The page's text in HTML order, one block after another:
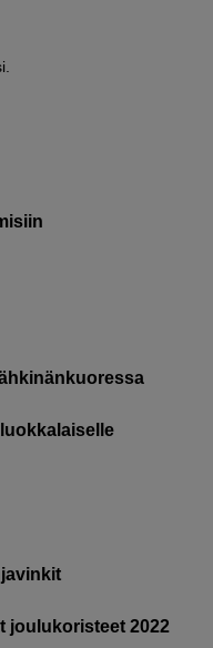
joulukoristeet 2022